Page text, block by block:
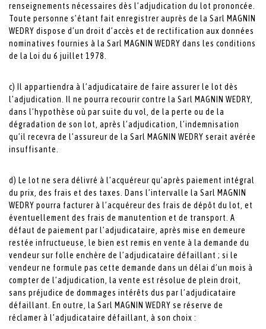
renseignements nécessaires dès l’adjudication du lot prononcée.
Toute personne s’étant fait enregistrer auprès de la Sarl MAGNIN
WEDRY dispose d’un droit d’accès et de rectification aux données
nominatives fournies à la Sarl MAGNIN WEDRY dans les conditions
de la Loi du 6 juillet 1978.
c) Il appartiendra à l’adjudicataire de faire assurer le lot dès
l’adjudication. Il ne pourra recourir contre la Sarl MAGNIN WEDRY,
dans l’hypothèse où par suite du vol, de la perte ou de la
dégradation de son lot, après l’adjudication, l’indemnisation
qu’il recevra de l’assureur de la Sarl MAGNIN WEDRY serait avérée
insuffisante.
d) Le lot ne sera délivré à l’acquéreur qu’après paiement intégral
du prix, des frais et des taxes. Dans l’intervalle la Sarl MAGNIN
WEDRY pourra facturer à l’acquéreur des frais de dépôt du lot, et
éventuellement des frais de manutention et de transport. A
défaut de paiement par l’adjudicataire, après mise en demeure
restée infructueuse, le bien est remis en vente à la demande du
vendeur sur folle enchère de l’adjudicataire défaillant ; si le
vendeur ne formule pas cette demande dans un délai d’un mois à
compter de l’adjudication, la vente est résolue de plein droit,
sans préjudice de dommages intérêts dus par l’adjudicataire
défaillant. En outre, la Sarl MAGNIN WEDRY se réserve de
réclamer à l’adjudicataire défaillant, à son choix :